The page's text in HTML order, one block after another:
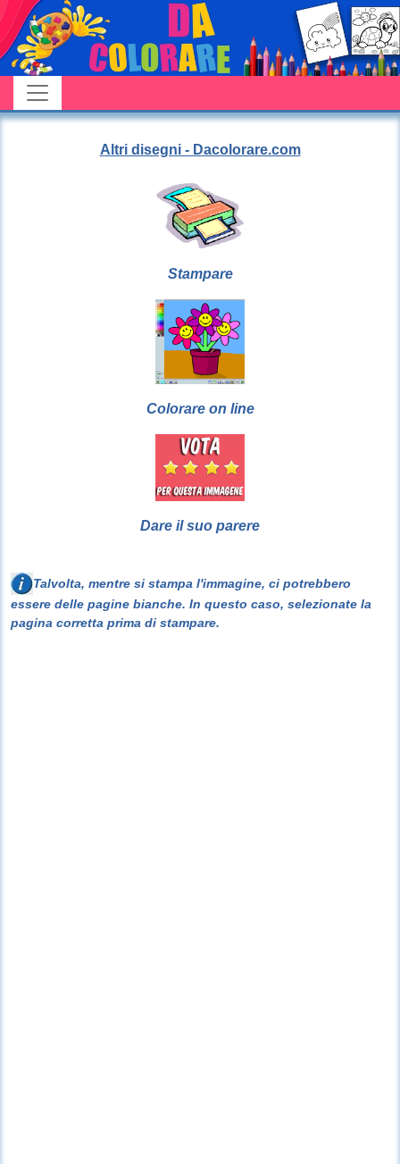
Altri disegni - Dacolorare.com
Stampare
Colorare on line
Dare il suo parere
Talvolta, mentre si stampa l'immagine, ci potrebbero
essere delle pagine bianche. In questo caso, selezionate la
pagina corretta prima di stampare.